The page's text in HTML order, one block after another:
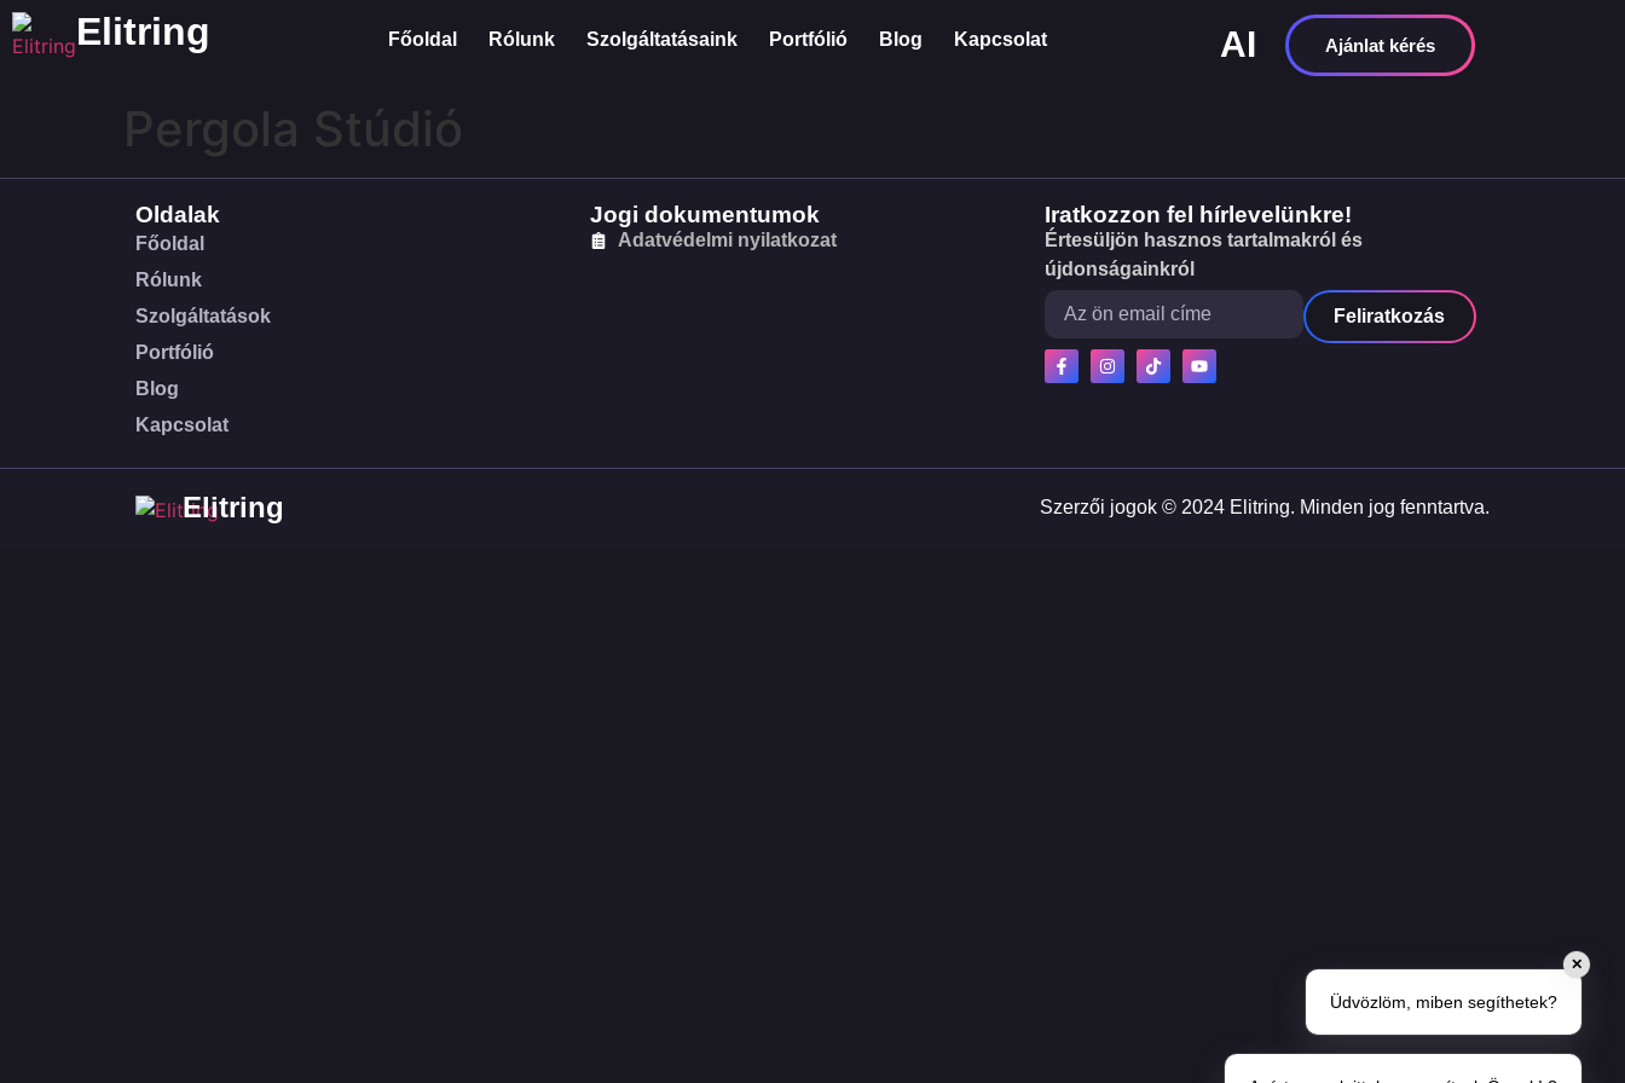
Elitring Főoldal Rólunk Szolgáltatásaink Portfólió Blog Kapcsolat AI Ajánlat kérés
Pergola Stúdió
Oldalak
Főoldal
Rólunk
Szolgáltatások
Portfólió
Blog
Kapcsolat
Jogi dokumentumok
Adatvédelmi nyilatkozat
Iratkozzon fel hírlevelünkre!
Értesüljön hasznos tartalmakról és
újdonságainkról
Feliratkozás
Elitring Szerzői jogok © 2024 Elitring. Minden jog fenntartva.
✕
Üdvözlöm, miben segíthetek?